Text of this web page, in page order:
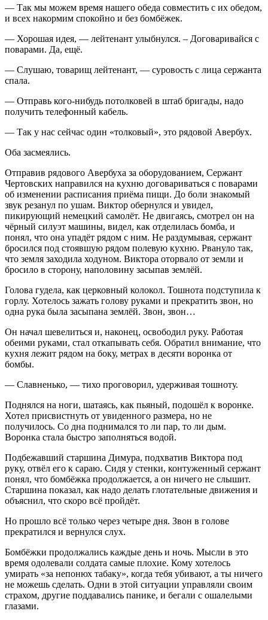
— Так мы можем время нашего обеда совместить с их обедом,
и всех накормим спокойно и без бомбёжек.
— Хорошая идея, — лейтенант улыбнулся. – Договаривайся с
поварами. Да, ещё.
— Слушаю, товарищ лейтенант, — суровость с лица сержанта
спала.
— Отправь кого-нибудь потолковей в штаб бригады, надо
получить телефонный кабель.
— Так у нас сейчас один «толковый», это рядовой Авербух.
Оба засмеялись.
Отправив рядового Авербуха за оборудованием, Сержант
Чертовских направился на кухню договариваться с поварами
об изменении расписания приёма пищи. До боли знакомый
звук резанул по ушам. Виктор обернулся и увидел,
пикирующий немецкий самолёт. Не двигаясь, смотрел он на
чёрный силуэт машины, видел, как отделилась бомба, и
понял, что она упадёт рядом с ним. Не раздумывая, сержант
бросился под стоявшую рядом полевую кухню. Рвануло так,
что земля заходила ходуном. Виктора оторвало от земли и
бросило в сторону, наполовину засыпав землёй.
Голова гудела, как церковный колокол. Тошнота подступила к
горлу. Хотелось зажать голову руками и прекратить звон, но
одна рука была засыпана землёй. Звон, звон…
Он начал шевелиться и, наконец, освободил руку. Работая
обеими руками, стал откапывать себя. Обратил внимание, что
кухня лежит рядом на боку, метрах в десяти воронка от
бомбы.
— Славненько, — тихо проговорил, удерживая тошноту.
Поднялся на ноги, шатаясь, как пьяный, подошёл к воронке.
Хотел присвистнуть от увиденного размера, но не
получилось. Со дна поднимался то ли пар, то ли дым.
Воронка стала быстро заполняться водой.
Подбежавший старшина Димура, подхватив Виктора под
руку, отвёл его к сараю. Сидя у стенки, контуженный сержант
понял, что бомбёжка продолжается, а он ничего не слышит.
Старшина показал, как надо делать глотательные движения и
объяснил, что скоро всё пройдёт.
Но прошло всё только через четыре дня. Звон в голове
прекратился и вернулся слух.
Бомбёжки продолжались каждые день и ночь. Мысли в это
время одолевали солдата самые плохие. Кому хотелось
умирать «за непонюх табаку», когда тебя убивают, а ты ничего
не можешь сделать. Одни в этой ситуации управляли своим
страхом, другие поддавались панике, и бегали с ошалелыми
глазами.